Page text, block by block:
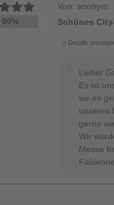
90%
Von: anonym
Schönes
Details
Lieber
Es ist
wir es
unseres
gerne
Wir
Messe